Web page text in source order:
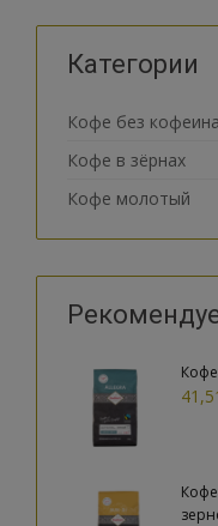
Категории
Кофе без кофеина
Кофе в зёрнах
Кофе молотый